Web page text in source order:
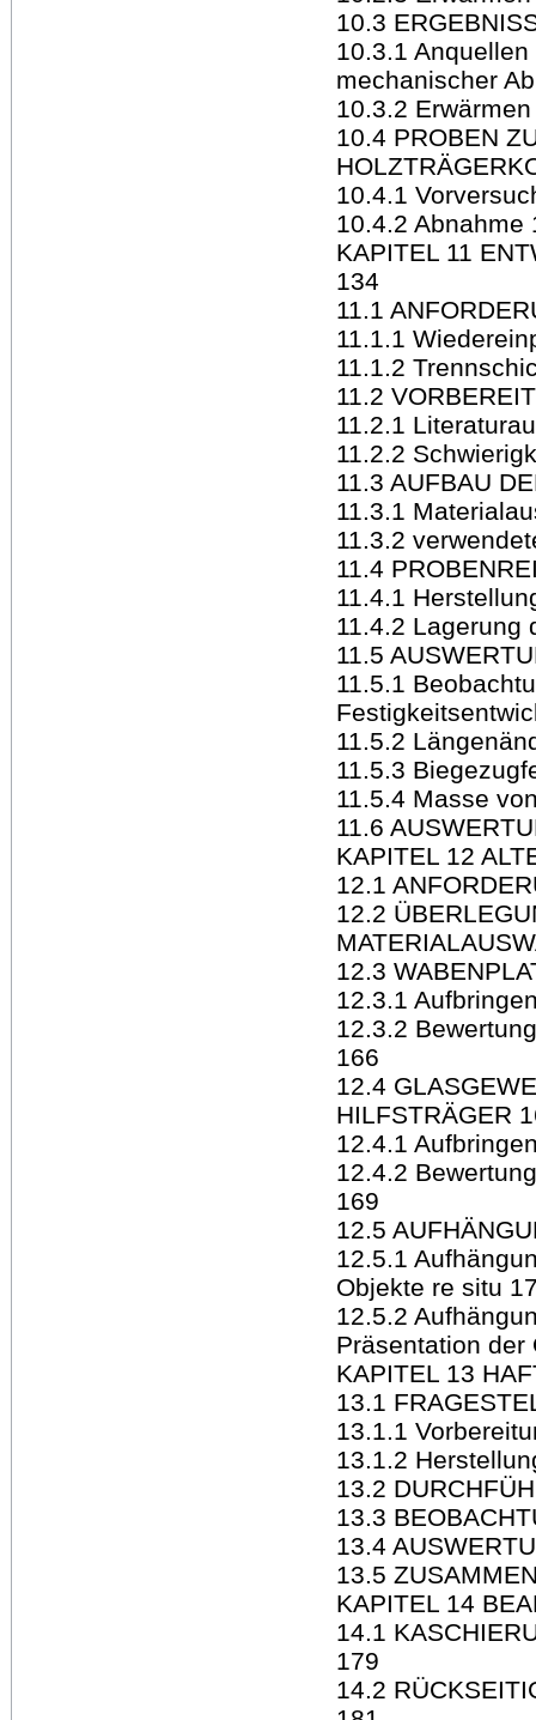
10.3
10.3.1
mechanischer
10.3.2
10.4 PROBEN
10.4.1
10.4.2 Abnahme
KAPITEL 11
134
11.1
11.1.1
11.1.2
11.2
11.2.1
11.2.2
11.3 AUFBAU
11.3.1
11.3.2
11.4
11.4.1
11.4.2 Lagerung
11.5
11.5.1
11.5.2
11.5.3
11.5.4 Masse
11.6
KAPITEL 12
12.1
12.2
12.3
12.3.1
12.3.2
166
12.4
HILFSTRÄGER
12.4.1
12.4.2
169
12.5
12.5.1
Objekte re situ
12.5.2
Präsentation der
KAPITEL 13
13.1
13.1.1
13.1.2
13.2
13.3
13.4
13.5
KAPITEL 14
14.1
179
14.2